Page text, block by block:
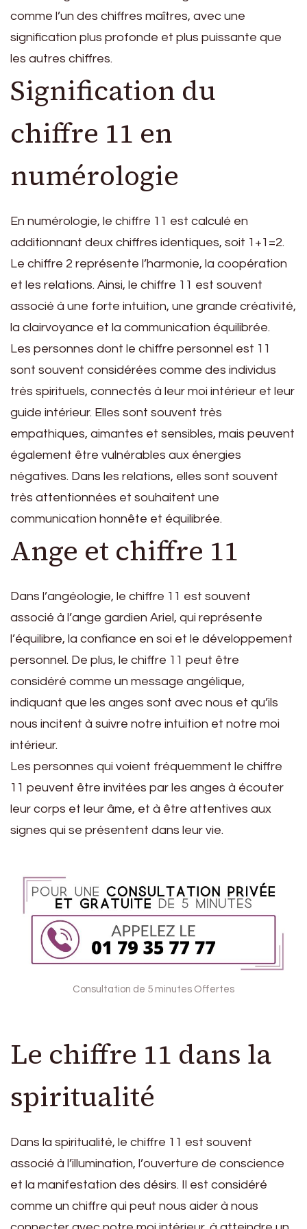
comme l’un des chiffres maîtres, avec une
signification plus profonde et plus puissante que
les autres chiffres.
Signification du
chiffre 11 en
numérologie
En numérologie, le chiffre 11 est calculé en
additionnant deux chiffres identiques, soit 1+1=2.
Le chiffre 2 représente l’harmonie, la coopération
et les relations. Ainsi, le chiffre 11 est souvent
associé à une forte intuition, une grande créativité,
la clairvoyance et la communication équilibrée.
Les personnes dont le chiffre personnel est 11
sont souvent considérées comme des individus
très spirituels, connectés à leur moi intérieur et leur
guide intérieur. Elles sont souvent très
empathiques, aimantes et sensibles, mais peuvent
également être vulnérables aux énergies
négatives. Dans les relations, elles sont souvent
très attentionnées et souhaitent une
communication honnête et équilibrée.
Ange et chiffre 11
Dans l’angéologie, le chiffre 11 est souvent
associé à l’ange gardien Ariel, qui représente
l’équilibre, la confiance en soi et le développement
personnel. De plus, le chiffre 11 peut être
considéré comme un message angélique,
indiquant que les anges sont avec nous et qu’ils
nous incitent à suivre notre intuition et notre moi
intérieur.
Les personnes qui voient fréquemment le chiffre
11 peuvent être invitées par les anges à écouter
leur corps et leur âme, et à être attentives aux
signes qui se présentent dans leur vie.
Consultation de 5 minutes Offertes
Le chiffre 11 dans la
spiritualité
Dans la spiritualité, le chiffre 11 est souvent
associé à l’illumination, l’ouverture de conscience
et la manifestation des désirs. Il est considéré
comme un chiffre qui peut nous aider à nous